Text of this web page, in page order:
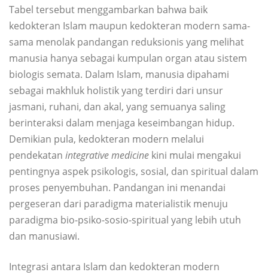
Tabel tersebut menggambarkan bahwa baik
kedokteran Islam maupun kedokteran modern sama-
sama menolak pandangan reduksionis yang melihat
manusia hanya sebagai kumpulan organ atau sistem
biologis semata. Dalam Islam, manusia dipahami
sebagai makhluk holistik yang terdiri dari unsur
jasmani, ruhani, dan akal, yang semuanya saling
berinteraksi dalam menjaga keseimbangan hidup.
Demikian pula, kedokteran modern melalui
pendekatan integrative medicine kini mulai mengakui
pentingnya aspek psikologis, sosial, dan spiritual dalam
proses penyembuhan. Pandangan ini menandai
pergeseran dari paradigma materialistik menuju
paradigma bio-psiko-sosio-spiritual yang lebih utuh
dan manusiawi.
Integrasi antara Islam dan kedokteran modern